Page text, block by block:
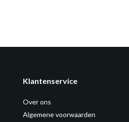
Klantenservice
Over ons
Algemene voorwaarden